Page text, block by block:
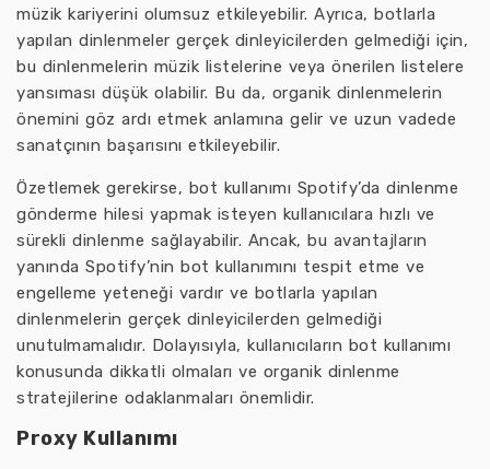
müzik kariyerini olumsuz etkileyebilir. Ayrıca, botlarla
yapılan dinlenmeler gerçek dinleyicilerden gelmediği için,
bu dinlenmelerin müzik listelerine veya önerilen listelere
yansıması düşük olabilir. Bu da, organik dinlenmelerin
önemini göz ardı etmek anlamına gelir ve uzun vadede
sanatçının başarısını etkileyebilir.
Özetlemek gerekirse, bot kullanımı Spotify’da dinlenme
gönderme hilesi yapmak isteyen kullanıcılara hızlı ve
sürekli dinlenme sağlayabilir. Ancak, bu avantajların
yanında Spotify’nin bot kullanımını tespit etme ve
engelleme yeteneği vardır ve botlarla yapılan
dinlenmelerin gerçek dinleyicilerden gelmediği
unutulmamalıdır. Dolayısıyla, kullanıcıların bot kullanımı
konusunda dikkatli olmaları ve organik dinlenme
stratejilerine odaklanmaları önemlidir.
Proxy Kullanımı